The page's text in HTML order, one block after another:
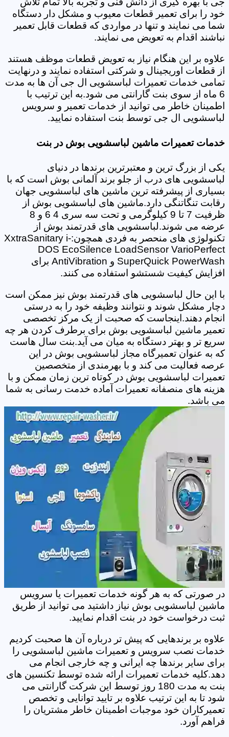
خود را برای تعمیر قطعات معیوب و مشکل دار دستگاه
شما می نمایند و تنها در مواردی که قطعات قابل تعمیر
نباشند اقدام به تعویض می نمایند.
علاوه بر این هنگام نیاز به تعویض قطعات موظف هستند
از قطعات اوریجینال و شرکتی استفاده نمایند و درنهایت
تمامی خدمات تعمیرات لباسشویی ال جی آن ها به مدت
6 ماه از سوی بنت گارانتی می شود.به این ترتیب با
اطمینان خاطر می توانید از خدمات تعمیر و سرویس
لباسشویی ال جی توسط بنت استفاده نمایید.
خدمات تعمیرات ماشین لباسشویی بوش در بنت
یکی از بزرگ ترین و معتبرترین برندها در دنیای
لباسشویی های درب از جلو برند آلمانی بوش است که با
بسیاری از پیشرفته ترین ماشین های لباسشویی جهان
رقابت تنگاتنگی دارد.ماشین های لباسشویی بوش از
ظرفیت 7 تا 9 کیلوگرمی و تحت سه سری 4 6 و 8
عرضه می شوند.لباسشویی های قدرتمند بوش از
تکنولوژی های منحصر به فردی همچون:XxtraSanitary i-
DOS EcoSilence LoadSensor VarioPerfect
SuperQuick PowerWash و AntiVibration برای
افزایش کیفیت شستشو استفاده می کنند.
با این حال لباسشویی های قدرتمند بوش نیز ممکن است
دچار مشکل شوند و نتوانند وظیفه خود را به درستی
انجام دهند.اینجاست که صحبت از یک مرکز تخصصی
تعمیر ماشین لباسشویی بوش برای برطرف کردن هر چه
سریع تر و بهتر دستگاه به میان می آید.بنت سال هاست
که به عنوان تعمیرگاه مجاز لباسشویی بوش در این
عرصه فعالیت می کند و با بهرمندی از متخصصین
تعمیرات لباسشویی بوش در کوتاه ترین زمان ممکن و با
هزینه های منصفانه تعمیرات آماده خدمت رسانی به شما
می باشد.
در صورتی که به هر گونه خدمات تعمیرات یا سرویس
ماشین لباسشویی بوش نیاز داشتید می توانید از طریق
ثبت درخواست خود در بنت اقدام نمایید.
علاوه بر برندهایی که پیش تر درباره آن ها صحبت کردیم
خدمات نصب سرویس و تعمیرات ماشین لباسشویی را
برای سایر برندها چه ایرانی و چه خارجی انجام می
دهد.کلیه خدمات تعمیرات ارائه شده توسط تکنسین های
بنت به مدت 180 روز توسط این شرکت گارانتی می
شود تا به این ترتیب علاوه بر تایید توانایی و تخصص
تعمیرکاران خود موجبات اطمینان خاطر مشتریان را
فراهم آورد.